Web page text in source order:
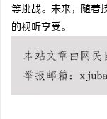
等挑战。未来，随着
的视听享受。